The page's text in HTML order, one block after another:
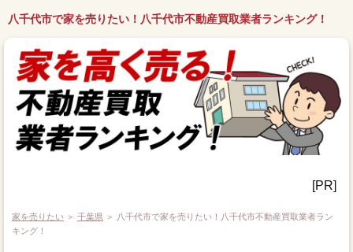
八千代市で家を売りたい！八千代市不動産買取業者ランキング！
[PR]
家を売りたい ＞ 千葉県 ＞ 八千代市で家を売りたい！八千代市不動産買取業者ラン
キング！